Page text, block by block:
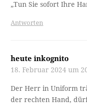
„Tun Sie sofort Ihre
Antworten
heute inkognito
18. Februar 2024 um
Der Herr in Uniform
der rechten Hand,